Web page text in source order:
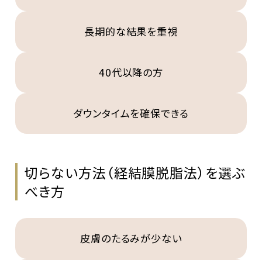
長期的な結果を重視
40代以降の方
ダウンタイムを確保できる
切らない方法（経結膜脱脂法）を選ぶ
べき方
皮膚のたるみが少ない